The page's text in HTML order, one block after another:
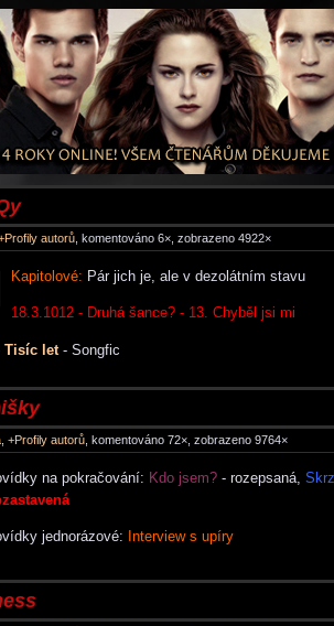
autorů , komentováno 6×, zobrazeno 4922×
Kapitolové: Pár jich je, ale v dezolátním stavu
18.3.1012 - Druhá šance? - 13. Chyběl jsi mi
Tisíc let- Songfic
+Profily autorů , komentováno 72×, zobrazeno 9764×
na pokračování: Kdo jsem? - rozepsaná,
jednorázové: Interview s upíry